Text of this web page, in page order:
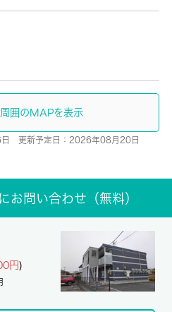
囲のMAPを表示
更新予定日：2026年08月20日
お問い合わせ（無料）
円)